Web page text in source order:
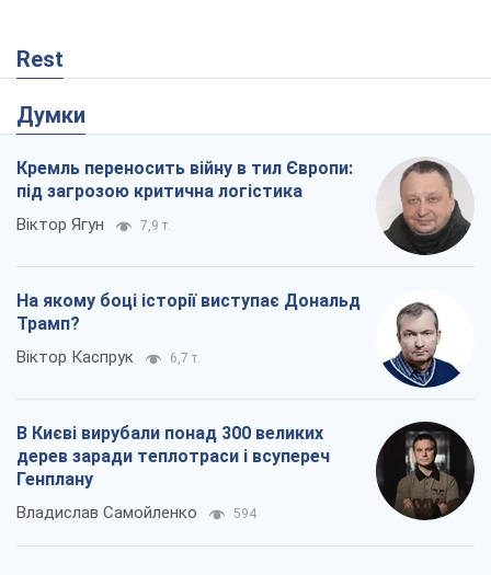
Rest
Думки
Кремль переносить війну в тил Європи:
під загрозою критична логістика
Віктор Ягун 7,9 т.
На якому боці історії виступає Дональд
Трамп?
Віктор Каспрук 6,7 т.
В Києві вирубали понад 300 великих
дерев заради теплотраси і всупереч
Генплану
Владислав Самойленко 594